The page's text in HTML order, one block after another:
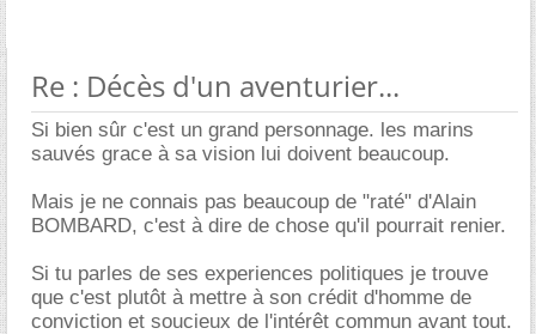
Re : Décès d'un aventurier...
Si bien sûr c'est un grand personnage. les marins
sauvés grace à sa vision lui doivent beaucoup.
Mais je ne connais pas beaucoup de "raté" d'Alain
BOMBARD, c'est à dire de chose qu'il pourrait renier.
Si tu parles de ses experiences politiques je trouve
que c'est plutôt à mettre à son crédit d'homme de
conviction et soucieux de l'intérêt commun avant tout.